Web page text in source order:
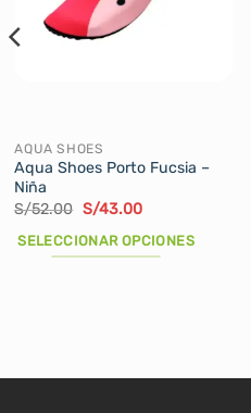
AQUA SHOES
Aqua Shoes Porto Fucsia –
Niña
S/52.00 El
original
era:
S/43.00El
actual
es:
SELECCIONAR OPCIONES